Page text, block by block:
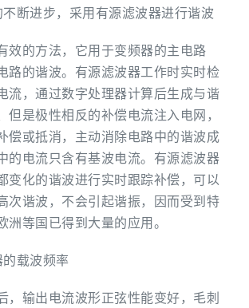
不断进步，采用有源滤波器进行谐波
效的方法，它用于变频器的主电路
路的谐波。有源滤波器工作时实时检
流，通过数字处理器计算后生成与谐
但是极性相反的补偿电流注入电网，
偿或抵消，主动消除电路中的谐波成
的电流只含有基波电流。有源滤波器
变化的谐波进行实时跟踪补偿，可以
次谐波，不会引起谐振，因而受到特
洲等国已得到大量的应用。
的载波频率
，输出电流波形正弦性能变好，毛刺